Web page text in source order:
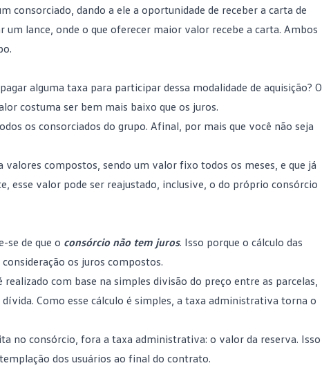
consorciado, dando a ele a oportunidade de receber a carta de
lance, onde o que oferecer maior valor recebe a carta. Ambos
alguma taxa para participar dessa modalidade de aquisição? O
costuma ser bem mais baixo que os juros.
os consorciados do grupo. Afinal, por mais que você não seja
compostos, sendo um valor fixo todos os meses, e que já
esse valor pode ser reajustado, inclusive, o do próprio consórcio
se de que o consórcio não tem juros. Isso porque o cálculo das
os juros compostos.
com base na simples divisão do preço entre as parcelas,
Como esse cálculo é simples, a taxa administrativa torna o
no consórcio, fora a taxa administrativa: o valor da reserva. Isso
dos usuários ao final do contrato.